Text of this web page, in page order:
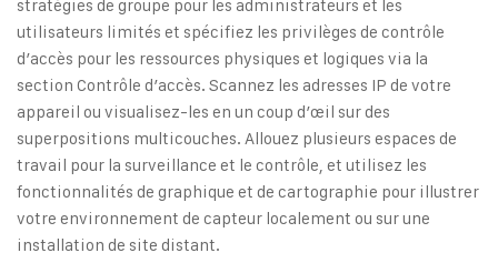
stratégies de groupe pour les administrateurs et les
utilisateurs limités et spécifiez les privilèges de contrôle
d’accès pour les ressources physiques et logiques via la
section Contrôle d’accès. Scannez les adresses IP de votre
appareil ou visualisez-les en un coup d’œil sur des
superpositions multicouches. Allouez plusieurs espaces de
travail pour la surveillance et le contrôle, et utilisez les
fonctionnalités de graphique et de cartographie pour illustrer
votre environnement de capteur localement ou sur une
installation de site distant.